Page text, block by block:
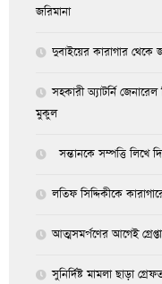
জরিমানা
দুবাইয়ের কারাগার থেকে
সহকারী অ্যাটর্নি
মুকুল
সন্তানকে সম্পত্তি লিখে
লতিফ সিদ্দিকীকে
আত্মসমর্পণের আগেই
সুনির্দিষ্ট মামলা ছাড়া